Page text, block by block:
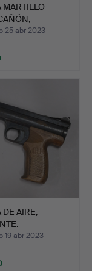
MARTILLO
25 abr 2023
DE AIRE,
19 abr 2023